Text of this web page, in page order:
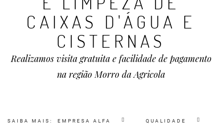
CAIXAS D'ÁGUA E
CISTERNAS
Realizamos visita gratuita e facilidade de pagamento
na região Morro da Agricola
SAIBA MAIS: EMPRESA ALFA QUALIDADE